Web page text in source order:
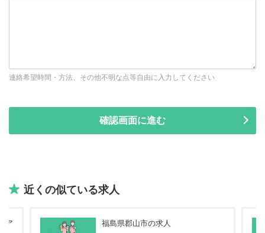
連絡希望時間・方法、その他不明な点等自由に入力してください
近くの似ている求人
ア 福島県郡山市の求人